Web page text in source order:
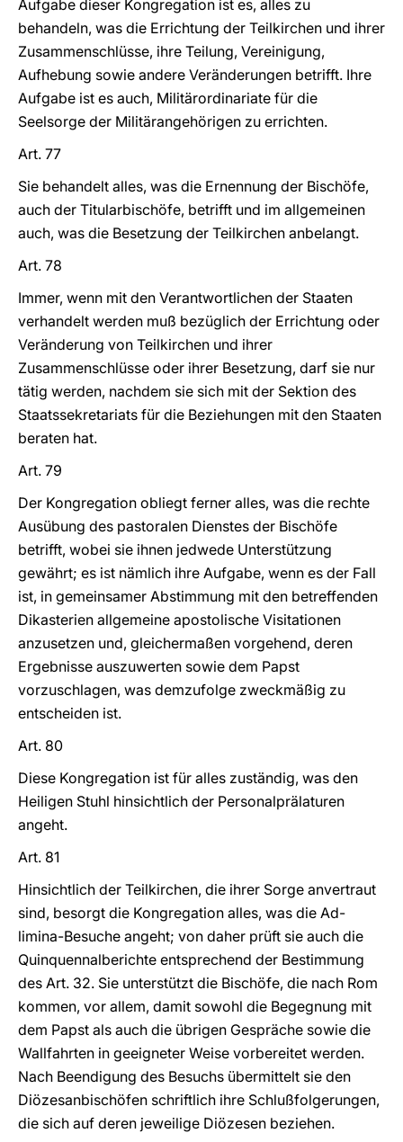
Aufgabe dieser Kongregation ist es, alles zu
behandeln, was die Errichtung der Teilkirchen und ihrer
Zusammenschlüsse, ihre Teilung, Vereinigung,
Aufhebung sowie andere Veränderungen betrifft. Ihre
Aufgabe ist es auch, Militärordinariate für die
Seelsorge der Militärangehörigen zu errichten.
Art. 77
Sie behandelt alles, was die Ernennung der Bischöfe,
auch der Titularbischöfe, betrifft und im allgemeinen
auch, was die Besetzung der Teilkirchen anbelangt.
Art. 78
Immer, wenn mit den Verantwortlichen der Staaten
verhandelt werden muß bezüglich der Errichtung oder
Veränderung von Teilkirchen und ihrer
Zusammenschlüsse oder ihrer Besetzung, darf sie nur
tätig werden, nachdem sie sich mit der Sektion des
Staatssekretariats für die Beziehungen mit den Staaten
beraten hat.
Art. 79
Der Kongregation obliegt ferner alles, was die rechte
Ausübung des pastoralen Dienstes der Bischöfe
betrifft, wobei sie ihnen jedwede Unterstützung
gewährt; es ist nämlich ihre Aufgabe, wenn es der Fall
ist, in gemeinsamer Abstimmung mit den betreffenden
Dikasterien allgemeine apostolische Visitationen
anzusetzen und, gleichermaßen vorgehend, deren
Ergebnisse auszuwerten sowie dem Papst
vorzuschlagen, was demzufolge zweckmäßig zu
entscheiden ist.
Art. 80
Diese Kongregation ist für alles zuständig, was den
Heiligen Stuhl hinsichtlich der Personalprälaturen
angeht.
Art. 81
Hinsichtlich der Teilkirchen, die ihrer Sorge anvertraut
sind, besorgt die Kongregation alles, was die Ad-
limina-Besuche angeht; von daher prüft sie auch die
Quinquennalberichte entsprechend der Bestimmung
des Art. 32. Sie unterstützt die Bischöfe, die nach Rom
kommen, vor allem, damit sowohl die Begegnung mit
dem Papst als auch die übrigen Gespräche sowie die
Wallfahrten in geeigneter Weise vorbereitet werden.
Nach Beendigung des Besuchs übermittelt sie den
Diözesanbischöfen schriftlich ihre Schlußfolgerungen,
die sich auf deren jeweilige Diözesen beziehen.